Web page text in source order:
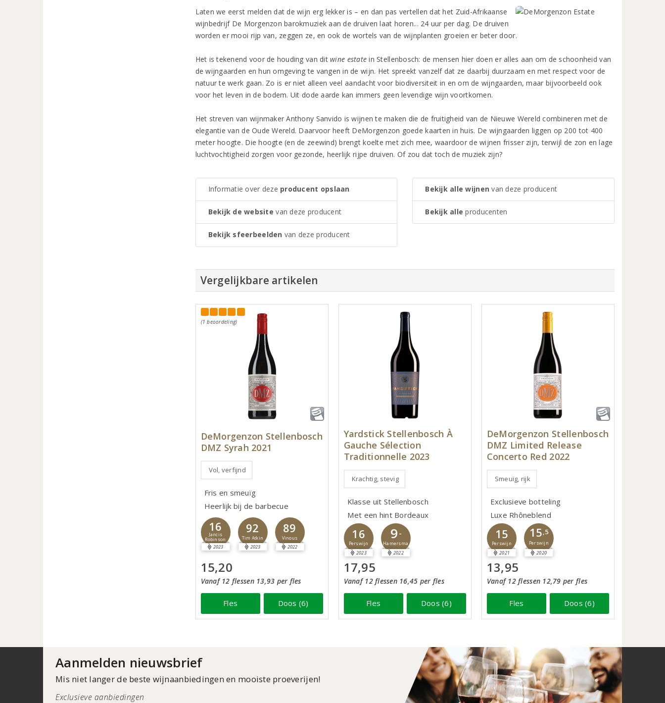
Laten we eerst melden dat de wijn erg lekker is – en dan pas vertellen dat het Zuid-Afrikaanse
wijnbedrijf De Morgenzon barokmuziek aan de druiven laat horen... 24 uur per dag. De druiven
worden er mooi rijp van, zeggen ze, en ook de wortels van de wijnplanten groeien er beter door.
Het is tekenend voor de houding van ditwine estate in Stellenbosch: de mensen hier doen er alles aan om de schoonheid van
de wijngaarden en hun omgeving te vangen in de wijn. Het spreekt vanzelf dat ze daarbij duurzaam en met respect voor de
natuur te werk gaan. Zo is er niet alleen veel aandacht voor biodiversiteit in en om de wijngaarden, maar bijvoorbeeld ook
voor het leven in de bodem. Uit dode aarde kan immers geen levendige wijn voortkomen.
Het streven van wijnmaker Anthony Sanvido is wijnen te maken die de fruitigheid van de Nieuwe Wereld combineren met de
elegantie van de Oude Wereld. Daarvoor heeft DeMorgenzon goede kaarten in huis. De wijngaarden liggen op 200 tot 400
meter hoogte. Die hoogte (en de zeewind) brengt koelte met zich mee, waardoor de wijnen frisser zijn, terwijl de zon en lage
luchtvochtigheid zorgen voor gezonde, heerlijk rijpe druiven. Of zou dat toch de muziek zijn?
Informatie over deze producent opslaan
Bekijk de website van deze producent
Bekijk sfeerbeelden van deze producent
Bekijk alle wijnen van deze producent
Bekijk alle producenten
Vergelijkbare artikelen
(1 beoordeling)
DeMorgenzon Stellenbosch
DMZ Syrah 2021
Vol, verfijnd
Fris en smeuïg
Heerlijk bij de barbecue
16
Jancis
Robinson
2023
92
Tim Atkin
2023
89
Vinous
2022
15,20
Vanaf 12 flessen 13,93 per fles
Fles Doos (6)
Yardstick Stellenbosch À
Gauche Sélection
Traditionnelle 2023
Krachtig, stevig
Klasse uit Stellenbosch
Met een hint Bordeaux
16
Perswijn
2023
9 -
Hamersma
2022
17,95
Vanaf 12 flessen 16,45 per fles
Fles Doos (6)
DeMorgenzon Stellenbosch
DMZ Limited Release
Concerto Red 2022
Smeuïg, rijk
Exclusieve botteling
Luxe Rhôneblend
15
Perswijn
2021
15,5
Perswijn
2020
13,95
Vanaf 12 flessen 12,79 per fles
Fles Doos (6)
Aanmelden nieuwsbrief
Mis niet langer de beste wijnaanbiedingen en mooiste proeverijen!
Exclusieve aanbiedingen